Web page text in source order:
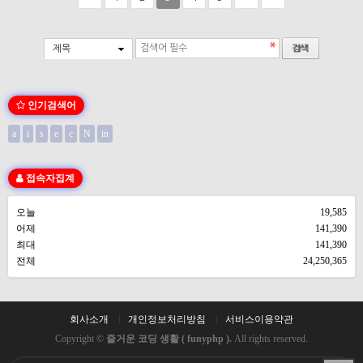
제목
인기검색어
a i s e c N in
접속자집계
오늘
19,585
어제
141,390
최대
141,390
전체
24,250,365
회사소개 개인정보처리방침
서비스이용약관
Copyright © 즐거운 코딩 생활 ( funyphp ). All rights reserved.